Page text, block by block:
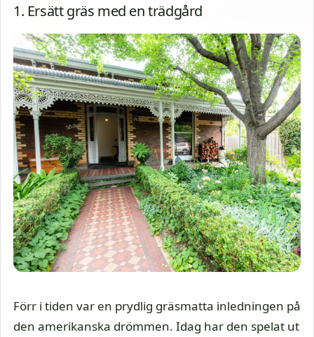
1. Ersätt gräs med en trädgård
Förr i tiden var en prydlig gräsmatta inledningen på
den amerikanska drömmen. Idag har den spelat ut